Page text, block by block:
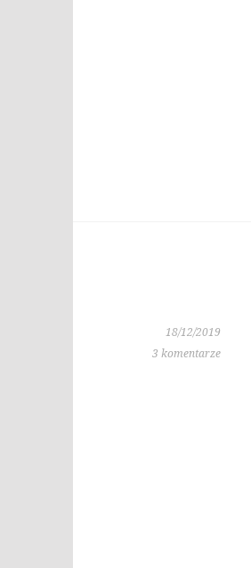
18/12/2019
3 komentarze